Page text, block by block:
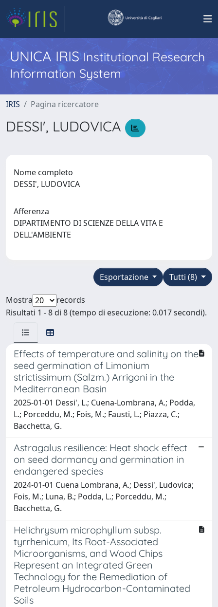
UNICA IRISInstitutional Research
Information System
IRIS Pagina ricercatore
DESSI', LUDOVICA
Nome completo
DESSI', LUDOVICA
Afferenza
DIPARTIMENTO DI SCIENZE DELLA VITA E
DELL'AMBIENTE
Tutti (8)
Esportazione
Mostra
records
Risultati 1 - 8 di 8 (tempo di esecuzione: 0.017 secondi).
Effects of temperature and salinity on the
seed germination of Limonium
strictissimum (Salzm.) Arrigoni in the
Mediterranean Basin
2025-01-01 Dessi', L.; Cuena-Lombrana, A.; Podda,
L.; Porceddu, M.; Fois, M.; Fausti, L.; Piazza, C.;
Bacchetta, G.
Astragalus resilience: Heat shock effect
on seed dormancy and germination in
endangered species
2024-01-01 Cuena Lombrana, A.; Dessi', Ludovica;
Fois, M.; Luna, B.; Podda, L.; Porceddu, M.;
Bacchetta, G.
Helichrysum microphyllum subsp.
tyrrhenicum, Its Root-Associated
Microorganisms, and Wood Chips
Represent an Integrated Green
Technology for the Remediation of
Petroleum Hydrocarbon-Contaminated
Soils